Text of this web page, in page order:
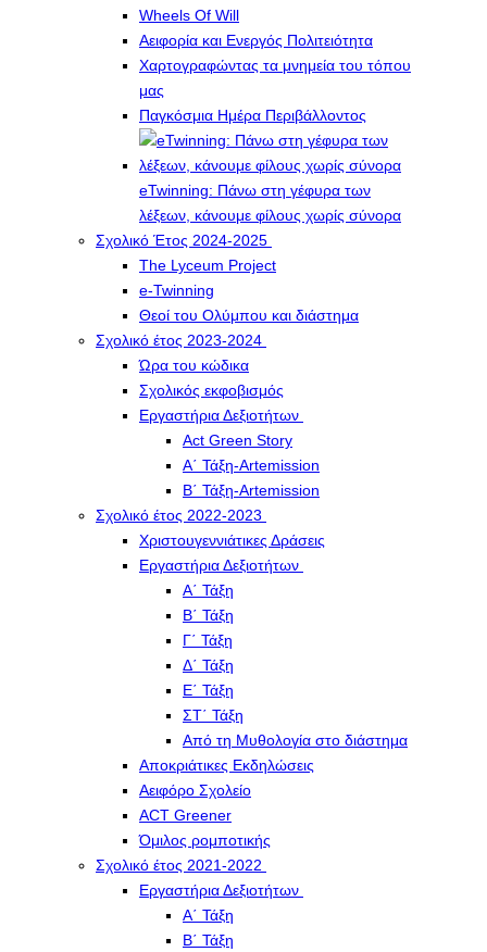
Wheels Of Will
Αειφορία και Ενεργός Πολιτειότητα
Χαρτογραφώντας τα μνημεία του τόπου
μας
Παγκόσμια Ημέρα Περιβάλλοντος
eTwinning: Πάνω στη γέφυρα των
λέξεων, κάνουμε φίλους χωρίς σύνορα
Σχολικό Έτος 2024-2025
The Lyceum Project
e-Twinning
Θεοί του Ολύμπου και διάστημα
Σχολικό έτος 2023-2024
Ώρα του κώδικα
Σχολικός εκφοβισμός
Εργαστήρια Δεξιοτήτων
Act Green Story
Α΄ Τάξη-Artemission
Β΄ Τάξη-Artemission
Σχολικό έτος 2022-2023
Χριστουγεννιάτικες Δράσεις
Εργαστήρια Δεξιοτήτων
Α΄ Τάξη
Β΄ Τάξη
Γ΄ Τάξη
Δ΄ Τάξη
Ε΄ Τάξη
ΣΤ΄ Τάξη
Από τη Μυθολογία στο διάστημα
Αποκριάτικες Εκδηλώσεις
Αειφόρο Σχολείο
ACT Greener
Όμιλος ρομποτικής
Σχολικό έτος 2021-2022
Εργαστήρια Δεξιοτήτων
Α΄ Τάξη
Β΄ Τάξη